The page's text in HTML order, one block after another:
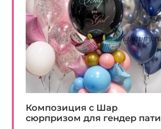
Композиция с Шар
сюрпризом для гендер пати